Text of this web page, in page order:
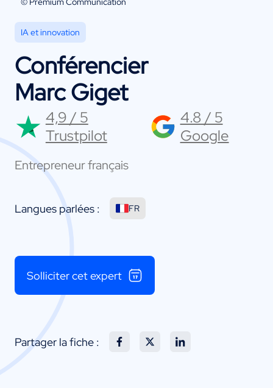
IA et innovation
Conférencier
Marc Giget
4,9 / 5
Trustpilot
4.8 / 5
Google
Entrepreneur français
Langues parlées : FR
Solliciter cet expert
Partager la fiche :